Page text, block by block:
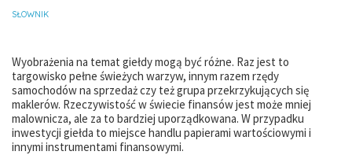
SŁOWNIK
Wyobrażenia na temat giełdy mogą być różne. Raz jest to
targowisko pełne świeżych warzyw, innym razem rzędy
samochodów na sprzedaż czy też grupa przekrzykujących się
maklerów. Rzeczywistość w świecie finansów jest może mniej
malownicza, ale za to bardziej uporządkowana. W przypadku
inwestycji giełda to miejsce handlu papierami wartościowymi i
innymi instrumentami finansowymi.